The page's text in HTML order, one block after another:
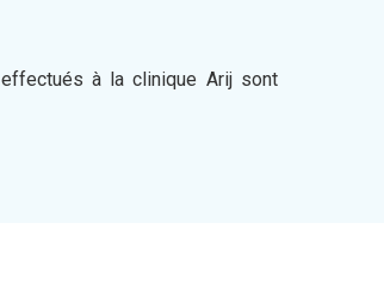
à la clinique Arij sont